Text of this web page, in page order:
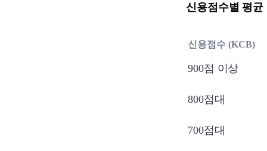
신용점수별 평균
신용점수 (KCB)
900점 이상
800점대
700점대